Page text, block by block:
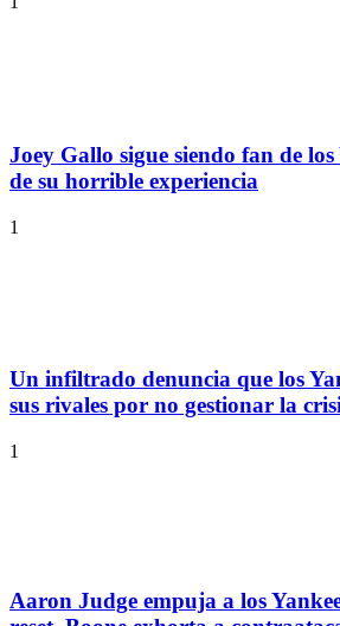
Joey Gallo sigue siendo fan de los
de su horrible experiencia
1
Un infiltrado denuncia que los
sus rivales por no gestionar la
1
Aaron Judge empuja a los